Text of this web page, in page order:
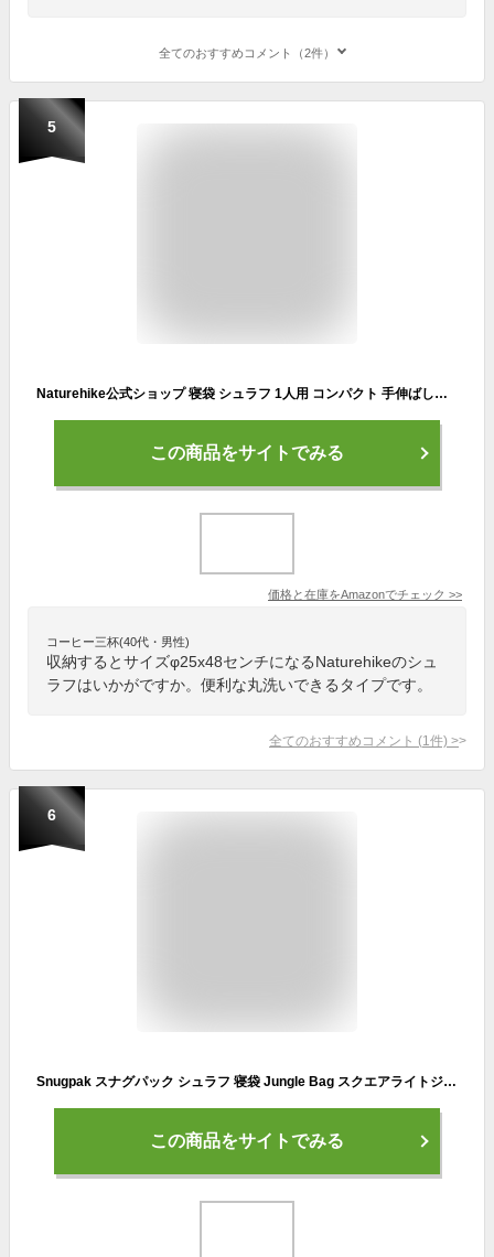
全てのおすすめコメント（2件）
5
Naturehike公式ショップ 寝袋 シュラフ 1人用 コンパクト 手伸ばしできる 軽量 丸洗い可能 保温 300T 撥水加工 アウトドア キャンプ 車中泊 登山 ツーリング ハイキング 防災用 室内用 春夏秋用 優しい肌触り 収納袋付き (グレー（快適温度：9℃）)
この商品をサイトでみる
価格と在庫をAmazonでチェック >>
コーヒー三杯(40代・男性)
収納するとサイズφ25x48センチになるNaturehikeのシュ
ラフはいかがですか。便利な丸洗いできるタイプです。
全てのおすすめコメント (1 件) >
6
Snugpak スナグパック シュラフ 寝袋 Jungle Bag スクエアライトジップ SP00121 春 夏 スリーピングバッグ シェラフ 春夏用 軽量 コンパクト ジャングルバッグ スクエア ライトジップ スナグ パック キャンプ アウトドア ツーリング 撥水 抗菌
この商品をサイトでみる